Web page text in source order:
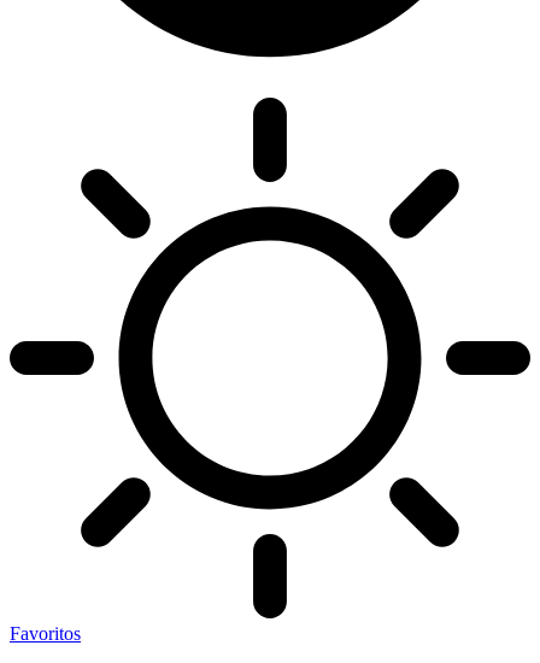
Favoritos